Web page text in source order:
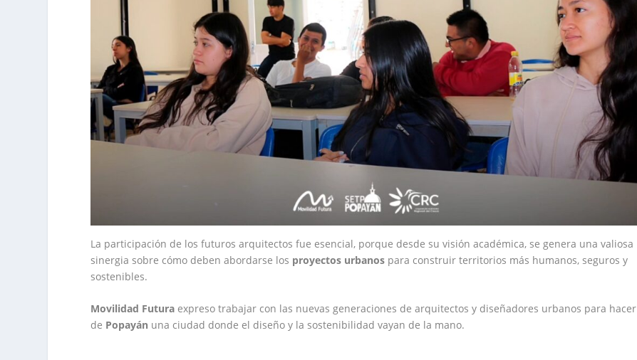
​La participación de los futuros arquitectos fue esencial, porque desde su visión académica, se genera una valiosa
sinergia sobre cómo deben abordarse los proyectos urbanos para construir territorios más humanos, seguros y
sostenibles.
Movilidad Futura expreso trabajar con las nuevas generaciones de arquitectos y diseñadores urbanos para hacer
de Popayán una ciudad donde el diseño y la sostenibilidad vayan de la mano.